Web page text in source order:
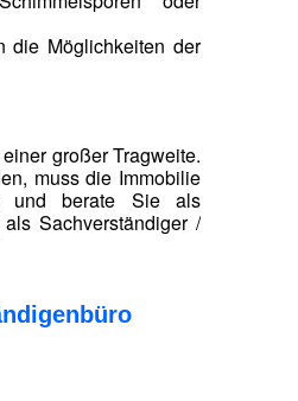
die Möglichkeiten der
großer Tragweite.
muss die Immobilie
und berate Sie als
Sachverständiger /